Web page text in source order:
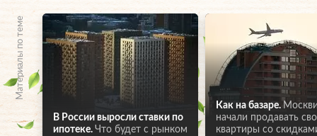
Материалы по теме
В России выросли ставки по
ипотеке. Что будет с рынком
Как на базаре.
начали продавать
квартиры со